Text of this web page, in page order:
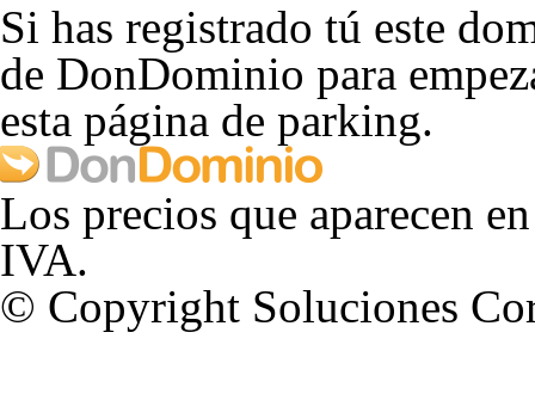
Si has registrado tú este
de DonDominio para
esta página de parking.
Los precios que aparecen
IVA.
© Copyright Soluciones